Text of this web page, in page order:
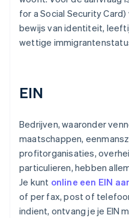
for a Social Security
bewijs van identiteit,
wettige
EIN
Bedrijven, waaronder
maatschappen,
profitorganisaties,
particulieren, hebben
Je kunt online een EIN
of per fax, post of
indient, ontvang je je EIN